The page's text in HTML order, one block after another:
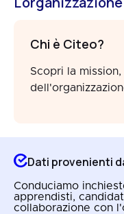
Chi è Citeo?
Scopri la
Dati provenienti
Conduciamo
apprendisti,
collaborazione con